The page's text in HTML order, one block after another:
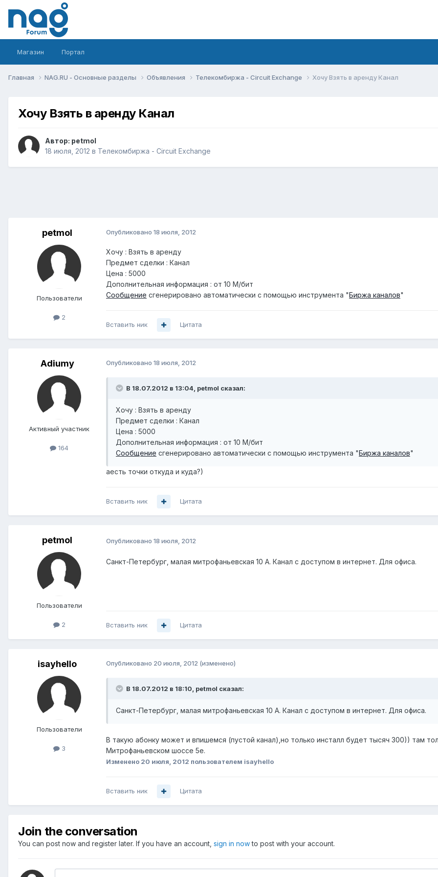
Магазин Портал
Главная NAG.RU - Основные разделы Объявления Телекомбиржа - Circuit Exchange Хочу Взять в аренду Канал
Хочу Взять в аренду Канал
Автор: petmol
18 июля, 2012 в Телекомбиржа - Circuit Exchange
petmol
Пользователи
2
Опубликовано 18 июля, 2012
Хочу : Взять в аренду
Предмет сделки : Канал
Цена : 5000
Дополнительная информация : от 10 М/бит
Сообщение сгенерировано автоматически с помощью инструмента "Биржа каналов"
Вставить ник Цитата
Adiumy
Активный участник
164
Опубликовано 18 июля, 2012
В 18.07.2012 в 13:04, petmol сказал:
Хочу : Взять в аренду
Предмет сделки : Канал
Цена : 5000
Дополнительная информация : от 10 М/бит
Сообщение сгенерировано автоматически с помощью инструмента "Биржа каналов"
аесть точки откуда и куда?)
Вставить ник Цитата
petmol
Пользователи
2
Опубликовано 18 июля, 2012
Санкт-Петербург, малая митрофаньевская 10 А. Канал с доступом в интернет. Для офиса.
Вставить ник Цитата
isayhello
Пользователи
3
Опубликовано 20 июля, 2012 (изменено)
В 18.07.2012 в 18:10, petmol сказал:
Санкт-Петербург, малая митрофаньевская 10 А. Канал с доступом в интернет. Для офиса.
В такую абонку может и впишемся (пустой канал),но только инсталл будет тысяч 300)) там
Митрофаньевском шоссе 5е.
Изменено 20 июля, 2012 пользователем isayhello
Вставить ник Цитата
Join the conversation
You can post now and register later. If you have an account, sign in nowto post with your account.